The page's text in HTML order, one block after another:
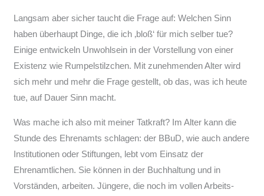
Langsam aber sicher taucht die Frage auf: Welchen Sinn
haben überhaupt Dinge, die ich ‚bloß‘ für mich selber tue?
Einige entwickeln Unwohlsein in der Vorstellung von einer
Existenz wie Rumpelstilzchen. Mit zunehmenden Alter wird
sich mehr und mehr die Frage gestellt, ob das, was ich heute
tue, auf Dauer Sinn macht.
Was mache ich also mit meiner Tatkraft? Im Alter kann die
Stunde des Ehrenamts schlagen: der BBuD, wie auch andere
Institutionen oder Stiftungen, lebt vom Einsatz der
Ehrenamtlichen. Sie können in der Buchhaltung und in
Vorständen, arbeiten. Jüngere, die noch im vollen Arbeits-